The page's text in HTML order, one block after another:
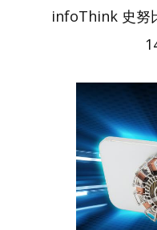
infoThink 史努